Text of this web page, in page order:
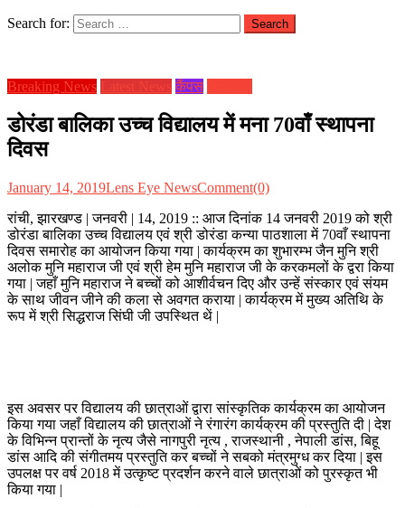
Search for:
Breaking News Latest News कैंपस
डोरंडा बालिका उच्च विद्यालय में मना 70वाँ स्थापना
दिवस
January 14, 2019Lens Eye NewsComment(0)
रांची, झारखण्ड | जनवरी | 14, 2019 :: आज दिनांक 14 जनवरी 2019 को श्री
डोरंडा बालिका उच्च विद्यालय एवं श्री डोरंडा कन्या पाठशाला में 70वाँ स्थापना
दिवस समारोह का आयोजन किया गया | कार्यक्रम का शुभारम्भ जैन मुनि श्री
अलोक मुनि महाराज जी एवं श्री हेम मुनि महाराज जी के करकमलों के द्वरा किया
गया | जहाँ मुनि महाराज ने बच्चों को आशीर्वचन दिए और उन्हें संस्कार एवं संयम
के साथ जीवन जीने की कला से अवगत कराया | कार्यक्रम में मुख्य अतिथि के
रूप में श्री सिद्धराज सिंघी जी उपस्थित थें |
इस अवसर पर विद्यालय की छात्राओं द्वारा सांस्कृतिक कार्यक्रम का आयोजन
किया गया जहाँ विद्यालय की छात्राओं ने रंगारंग कार्यक्रम की प्रस्तुति दी | देश
के विभिन्न प्रान्तों के नृत्य जैसे नागपुरी नृत्य , राजस्थानी , नेपाली डांस, बिहू
डांस आदि की संगीतमय प्रस्तुति कर बच्चों ने सबको मंत्रमुग्ध कर दिया | इस
उपलक्ष पर वर्ष 2018 में उत्कृष्ट प्रदर्शन करने वाले छात्राओं को पुरस्कृत भी
किया गया |